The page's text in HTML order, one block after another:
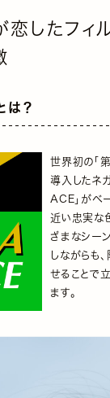
したフィ
？
世界初の「
導入したネ
ACE」がベ
近い忠実な
ざまなシー
しながらも
せることで
ます。